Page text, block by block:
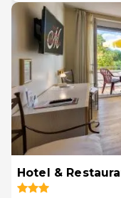
Hotel &